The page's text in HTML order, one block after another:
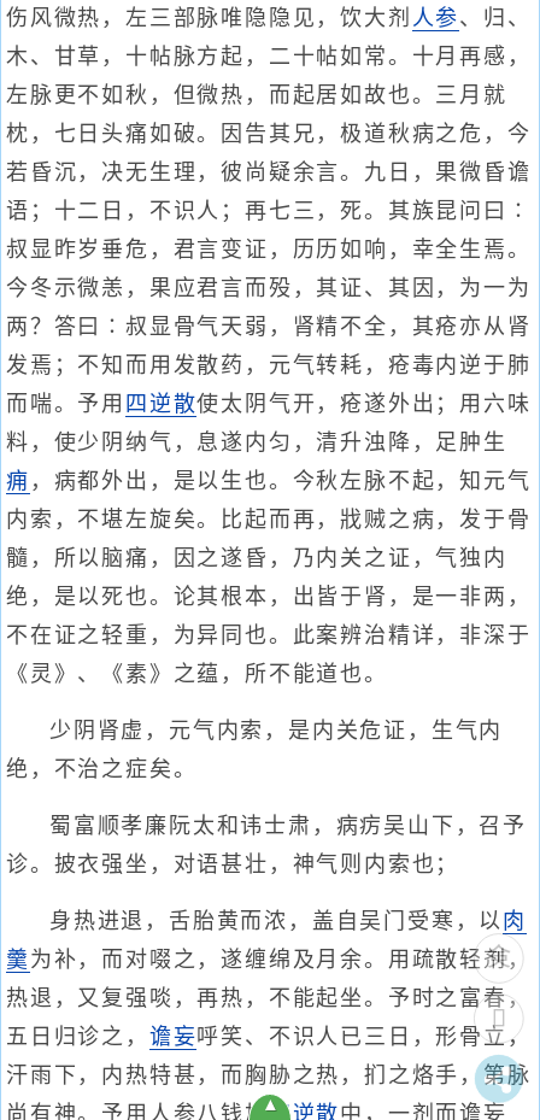
伤风微热，左三部脉唯隐隐见，饮大剂 人参、归、
木、甘草，十帖脉方起，二十帖如常。十月再感，
左脉更不如秋，但微热，而起居如故也。三月就
枕，七日头痛如破。因告其兄，极道秋病之危，今
若昏沉，决无生理，彼尚疑余言。九日，果微昏谵
语；十二日，不识人；再七三，死。其族昆问曰∶
叔显昨岁垂危，君言变证，历历如响，幸全生焉。
今冬示微恙，果应君言而殁，其证、其因，为一为
两？答曰∶叔显骨气天弱，肾精不全，其疮亦从肾
发焉；不知而用发散药，元气转耗，疮毒内逆于肺
而喘。予用 四逆散使太阴气开，疮遂外出；用六味
料，使少阴纳气，息遂内匀，清升浊降，足肿生
痈 ，病都外出，是以生也。今秋左脉不起，知元气
内索，不堪左旋矣。比起而再，戕贼之病，发于骨
髓，所以脑痛，因之遂昏，乃内关之证，气独内
绝，是以死也。论其根本，出皆于肾，是一非两，
不在证之轻重，为异同也。此案辨治精详，非深于
《灵》、《素》之蕴，所不能道也。
少阴肾虚，元气内索，是内关危证，生气内
绝，不治之症矣。
蜀富顺孝廉阮太和讳士肃，病疠吴山下，召予
诊。披衣强坐，对语甚壮，神气则内索也；
身热进退，舌胎黄而浓，盖自吴门受寒，以 肉
羹 为补，而对啜之，遂缠绵及月余。用疏散轻剂，
热退，又复强啖，再热，不能起坐。予时之富春，
五日归诊之， 谵妄呼笑、不识人已三日，形骨立，
汗雨下，内热特甚，而胸胁之热，扪之烙手，第脉
尚有神。予用人参八钱加四逆散中，一剂而谵妄
▲